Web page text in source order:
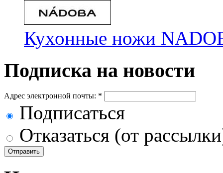
Кухонные ножи
Подписка на новости
Адрес электронной почты: *
Подписаться
Отказаться (от